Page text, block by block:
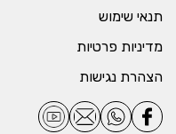
תנאי שימוש
מדיניות פרטיות
הצהרת נגישות